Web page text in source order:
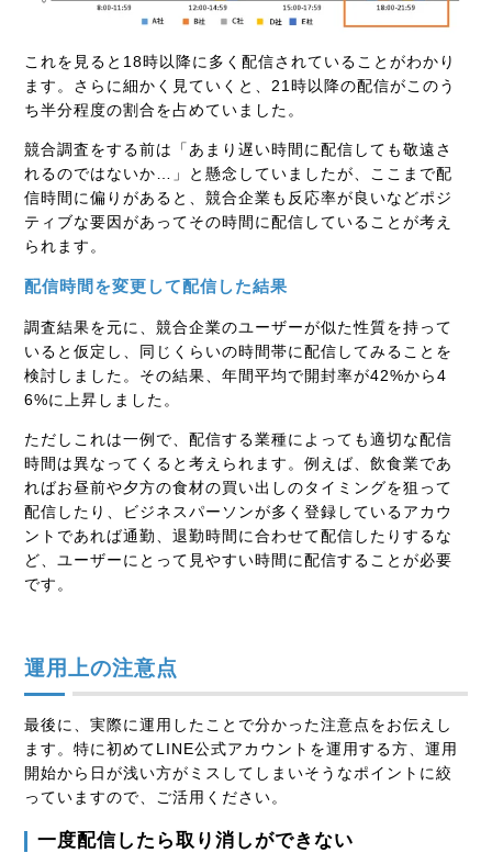
これを見ると18時以降に多く配信されていることがわかり
ます。さらに細かく見ていくと、21時以降の配信がこのう
ち半分程度の割合を占めていました。
競合調査をする前は「あまり遅い時間に配信しても敬遠さ
れるのではないか…」と懸念していましたが、ここまで配
信時間に偏りがあると、競合企業も反応率が良いなどポジ
ティブな要因があってその時間に配信していることが考え
られます。
配信時間を変更して配信した結果
調査結果を元に、競合企業のユーザーが似た性質を持って
いると仮定し、同じくらいの時間帯に配信してみることを
検討しました。その結果、年間平均で開封率が42%から4
6%に上昇しました。
ただしこれは一例で、配信する業種によっても適切な配信
時間は異なってくると考えられます。例えば、飲食業であ
ればお昼前や夕方の食材の買い出しのタイミングを狙って
配信したり、ビジネスパーソンが多く登録しているアカウ
ントであれば通勤、退勤時間に合わせて配信したりするな
ど、ユーザーにとって見やすい時間に配信することが必要
です。
運用上の注意点
最後に、実際に運用したことで分かった注意点をお伝えし
ます。特に初めてLINE公式アカウントを運用する方、運用
開始から日が浅い方がミスしてしまいそうなポイントに絞
っていますので、ご活用ください。
一度配信したら取り消しができない